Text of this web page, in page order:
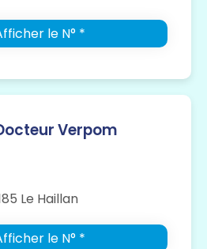
le N° *
Verpom
Le Haillan
le N° *